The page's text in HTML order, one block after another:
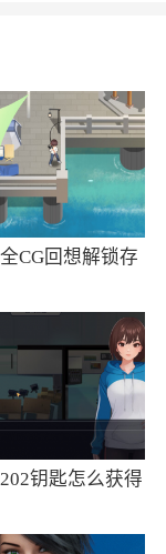
的曝光机会。
，露出脸，突
镜增加文艺
太低。
景做道具和背
人资料-编
CG回想解锁存
钥匙怎么获得